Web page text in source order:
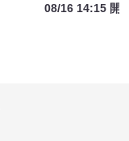
08/16 14:15 開